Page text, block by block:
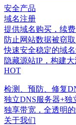
安全产品
域名注册
提供域名购买，续
防止网站数据被窃
快速安全稳定的域
隐藏源站IP，构建
HOT
检测、预防、修复
独立DNS服务器+独
独享带宽，全透明
关于我们